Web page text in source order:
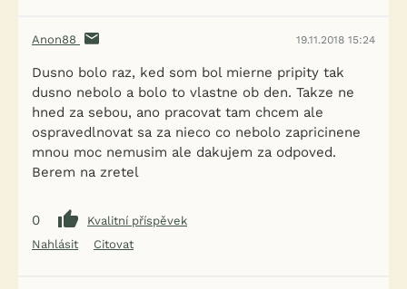
Anon88 19.11.2018 15:24
Dusno bolo raz, ked som bol mierne pripity tak
dusno nebolo a bolo to vlastne ob den. Takze ne
hned za sebou, ano pracovat tam chcem ale
ospravedlnovat sa za nieco co nebolo zapricinene
mnou moc nemusim ale dakujem za odpoved.
Berem na zretel
0
Kvalitní příspěvek
Nahlásit
Citovat